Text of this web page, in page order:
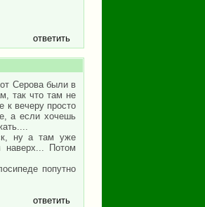
ответить
Серова были в
так что там не
к вечеру просто
а если хочешь
ну а там уже
наверх... Потом
попутно
ответить